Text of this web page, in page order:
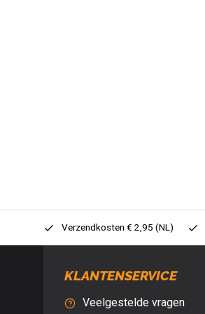
Verzendkosten € 2,95 (NL)
KLANTENSERVICE
Veelgestelde vragen